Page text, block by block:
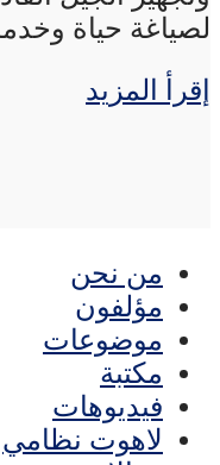
لصياغة حياة
إقرأ المزيد
من نحن
مؤلفون
موضوعات
مكتبة
فيديوهات
لاهوت نظامي